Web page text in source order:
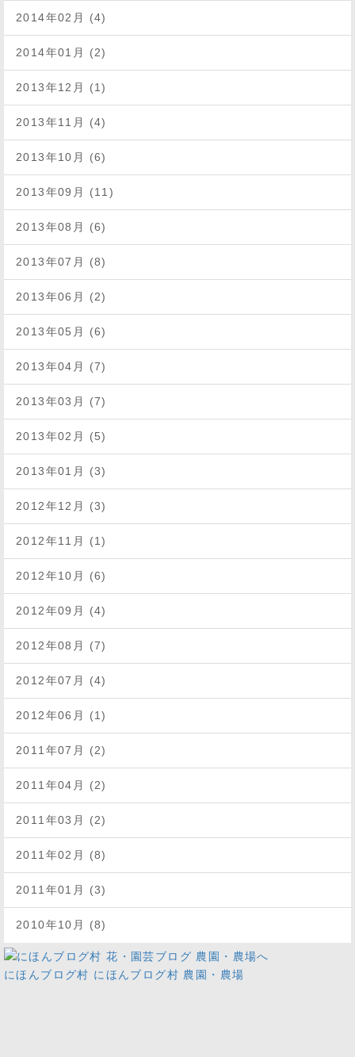
2014年02月 (4)
2014年01月 (2)
2013年12月 (1)
2013年11月 (4)
2013年10月 (6)
2013年09月 (11)
2013年08月 (6)
2013年07月 (8)
2013年06月 (2)
2013年05月 (6)
2013年04月 (7)
2013年03月 (7)
2013年02月 (5)
2013年01月 (3)
2012年12月 (3)
2012年11月 (1)
2012年10月 (6)
2012年09月 (4)
2012年08月 (7)
2012年07月 (4)
2012年06月 (1)
2011年07月 (2)
2011年04月 (2)
2011年03月 (2)
2011年02月 (8)
2011年01月 (3)
2010年10月 (8)
にほんブログ村 にほんブログ村 農園・農場